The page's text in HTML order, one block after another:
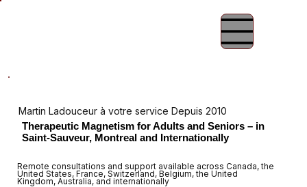
Martin Ladouceur à votre service Depuis 2010
Therapeutic Magnetism for Adults and Seniors – in
Saint-Sauveur, Montreal and Internationally
Remote consultations and support available across Canada, the
United States, France, Switzerland, Belgium, the United
Kingdom, Australia, and internationally